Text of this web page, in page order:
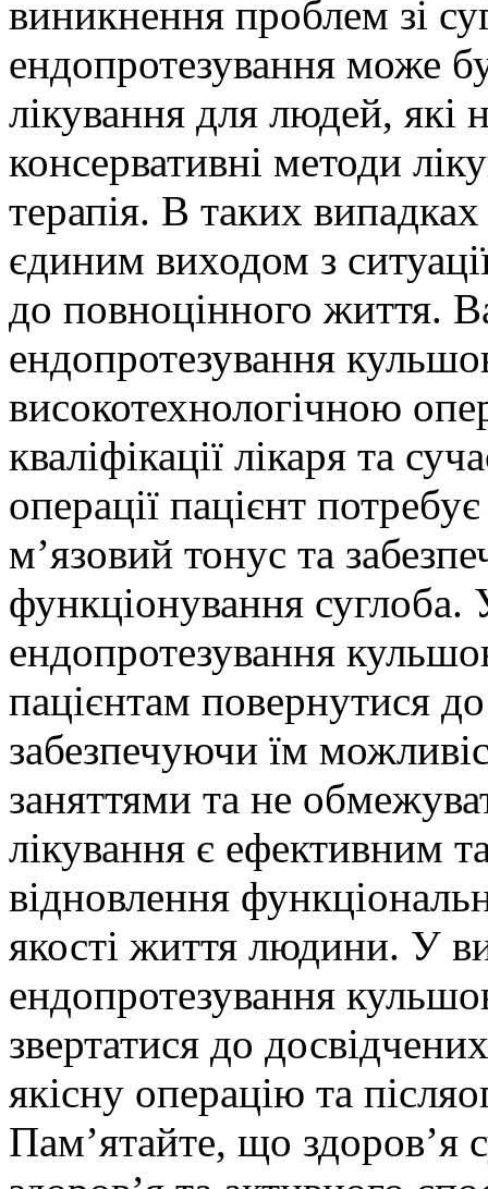
виникнення проблем зі
ендопротезування може
лікування для людей, які
консервативні методи
терапія. В таких
єдиним виходом з
до повноцінного життя.
ендопротезування
високотехнологічною
кваліфікації лікаря та
операції пацієнт
м’язовий тонус та
функціонування суглоба.
ендопротезування
пацієнтам повернутися
забезпечуючи їм
заняттями та не
лікування є ефективним
відновлення
якості життя людини. У
ендопротезування
звертатися до
якісну операцію та
Пам’ятайте, що здоров’я